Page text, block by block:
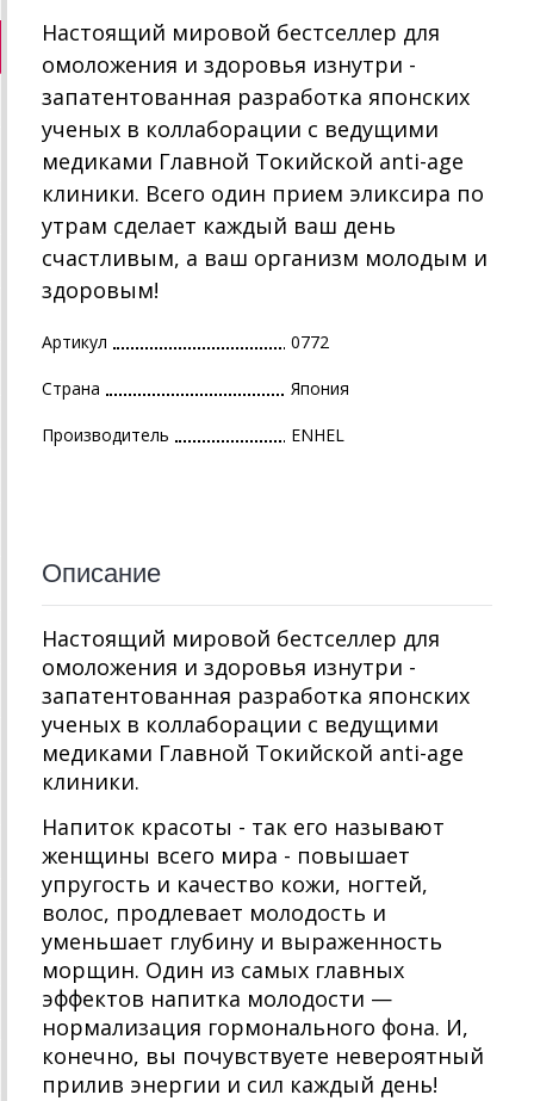
Настоящий мировой бестселлер для
омоложения и здоровья изнутри -
запатентованная разработка японских
ученых в коллаборации с ведущими
медиками Главной Токийской anti-age
клиники. Всего один прием эликсира по
утрам сделает каждый ваш день
счастливым, а ваш организм молодым и
здоровым!
Артикул 0772
Страна Япония
Производитель ENHEL
Описание
Настоящий мировой бестселлер для
омоложения и здоровья изнутри -
запатентованная разработка японских
ученых в коллаборации с ведущими
медиками Главной Токийской anti-age
клиники.
Напиток красоты - так его называют
женщины всего мира - повышает
упругость и качество кожи, ногтей,
волос, продлевает молодость и
уменьшает глубину и выраженность
морщин. Один из самых главных
эффектов напитка молодости —
нормализация гормонального фона. И,
конечно, вы почувствуете невероятный
прилив энергии и сил каждый день!